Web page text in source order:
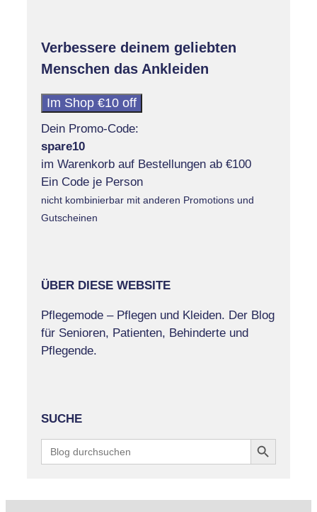
Verbessere deinem geliebten
Menschen das Ankleiden
Im Shop €10 off
Dein Promo-Code:
spare10
im Warenkorb auf Bestellungen ab €100
Ein Code je Person
nicht kombinierbar mit anderen Promotions und
Gutscheinen
ÜBER DIESE WEBSITE
Pflegemode – Pflegen und Kleiden. Der Blog
für Senioren, Patienten, Behinderte und
Pflegende.
SUCHE
for:
Search Button